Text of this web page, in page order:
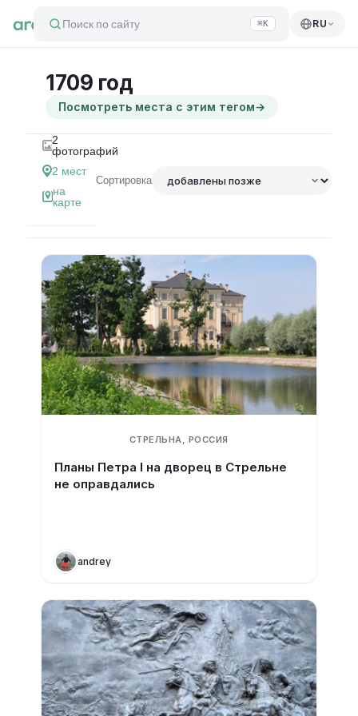
Поиск по сайту ⌘K RU
1709 год
Посмотреть места с этим тегом→
2
фотографий
2 мест
на
карте
Сортировка
СТРЕЛЬНА, РОССИЯ
Планы Петра I на дворец в Стрельне
не оправдались
andrey